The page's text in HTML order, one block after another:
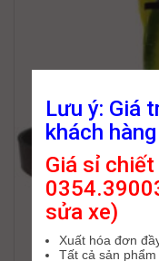
Lưu ý: Giá
khách hàng
Giá sỉ
sửa xe)
Xuất hóa đơn
Tất cả sản